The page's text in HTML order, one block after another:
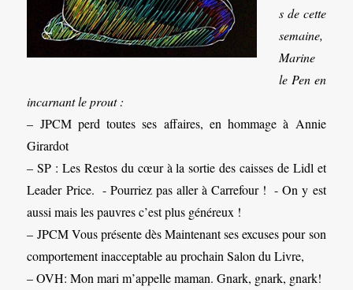
s de cette
semaine,
Marine
le Pen en
incarnant le prout :
– JPCM perd toutes ses affaires, en hommage à Annie
Girardot
– SP : Les Restos du cœur à la sortie des caisses de Lidl et
Leader Price. - Pourriez pas aller à Carrefour ! - On y est
aussi mais les pauvres c’est plus généreux !
– JPCM Vous présente dès Maintenant ses excuses pour son
comportement inacceptable au prochain Salon du Livre,
– OVH: Mon mari m’appelle maman. Gnark, gnark, gnark!